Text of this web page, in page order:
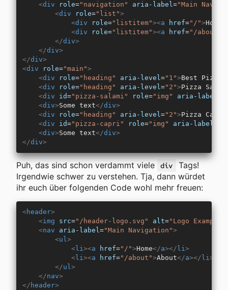
    <
div role="navigation" aria-label="Main
        <
div role="list">
            <
div role="listitem"><a href="/">Home
            <
div role="listitem"><a href="/about"
        </
div>
    </
div>
</div>
<div role="main">
    <
div role="heading" aria-level="1">Best Pizza
    <
div role="heading" aria-level="2">Pizza
    <
div id="pizza-salami" role="img" aria-label
    <
div>Some text</div>
    <
div role="heading" aria-level="2">Pizza
    <
div id="pizza-capri" role="img" aria-label
    <
div>Some text</div>
</div>
Puh, das sind schon verdammt viele div
Tags!
Irgendwie schwer zu verstehen. Tja, dann würdet
ihr euch über folgenden Code wohl mehr freuen:
< header>
    <
img src="/header-logo.svg" alt="Logo Example
    <
nav aria-label="Main Navigation">
        <
ul>
            <
li><a href="/">Home</a></ li>
            <
li><a href="/about">About</a></ li>
        </
ul>
    </
nav>
</ header>